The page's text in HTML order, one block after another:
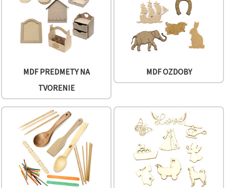
MDF PREDMETY NA
TVORENIE
MDF OZDOBY